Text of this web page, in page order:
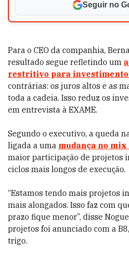
Seguir no
Para o CEO da companhia,
resultado segue refletindo um
restritivo para
contrárias: os juros altos e as
toda a cadeia. Isso reduz os
em entrevista à EXAME.
Segundo o executivo, a queda
ligada a uma mudança no mix
maior participação de projetos
ciclos mais longos de execução.
“Estamos tendo mais projetos
mais alongados. Isso faz com
prazo fique menor”, disse
projetos foi anunciado com a
trigo.